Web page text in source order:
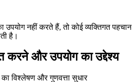
नहीं करते हैं, तो कोई व्यक्तिगत पहचान
है।
करने और उपयोग का उद्देश्य
विश्लेषण और गुणवत्ता सुधार